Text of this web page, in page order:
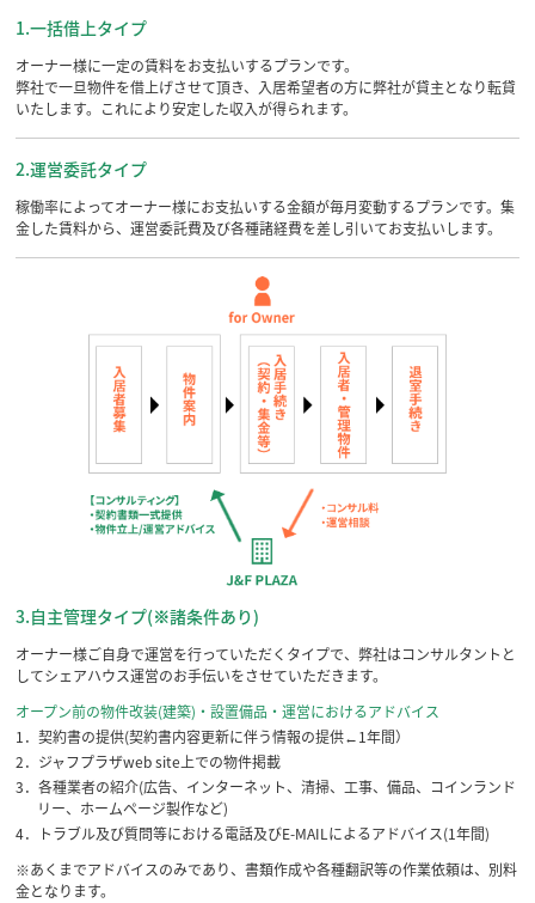
1.一括借上タイプ
オーナー様に一定の賃料をお支払いするプランです。
弊社で一旦物件を借上げさせて頂き、入居希望者の方に弊社が貸主となり転貸
いたします。これにより安定した収入が得られます。
2.運営委託タイプ
稼働率によってオーナー様にお支払いする金額が毎月変動するプランです。集
金した賃料から、運営委託費及び各種諸経費を差し引いてお支払いします。
3.自主管理タイプ(※諸条件あり)
オーナー様ご自身で運営を行っていただくタイプで、弊社はコンサルタントと
してシェアハウス運営のお手伝いをさせていただきます。
オープン前の物件改装(建築)・設置備品・運営におけるアドバイス
1．契約書の提供(契約書内容更新に伴う情報の提供←1年間）
2．ジャフプラザweb site上での物件掲載
3．各種業者の紹介(広告、インターネット、清掃、工事、備品、コインランド
リー、ホームページ製作など)
4．トラブル及び質問等における電話及びE-MAILによるアドバイス(1年間)
※あくまでアドバイスのみであり、書類作成や各種翻訳等の作業依頼は、別料
金となります。